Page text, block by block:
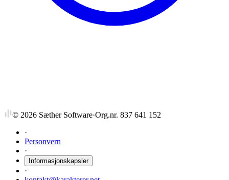
© 2026 Sæther Software·Org.nr. 837 641 152
·
Personvern
·
Informasjonskapsler
·